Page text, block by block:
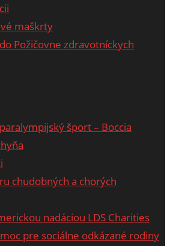
maškrty
Požičovne zdravotníckych
šport – Boccia
chudobných a chorých
nadáciou LDS Charities
pre sociálne odkázané rodiny